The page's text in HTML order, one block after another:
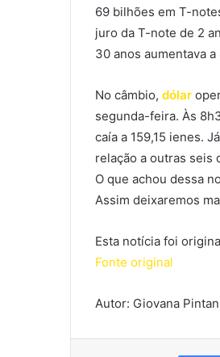
69 bilhões em T-
juro da T-note de 2
30 anos aumentava a
No câmbio, dólar
segunda-feira. Às
caía a 159,15 ienes.
relação a outras seis
O que achou dessa
Assim deixaremos
Esta notícia foi
Fonte original
Autor: Giovana Pintan